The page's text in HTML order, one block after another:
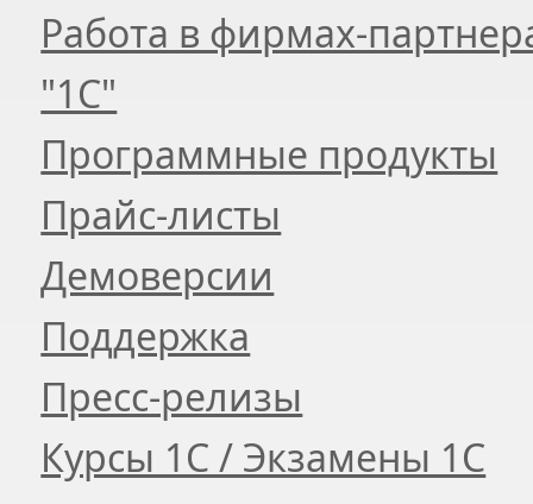
Работа в фирмах-
"1С"
Программные продукты
Прайс-листы
Демоверсии
Поддержка
Пресс-релизы
Курсы 1С / Экзамены 1С